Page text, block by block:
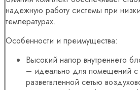
надежную работу системы при
температурах.
Особенности и преимущества:
Высокий напор внутреннего
– идеально для помещений с
разветвленной сетью